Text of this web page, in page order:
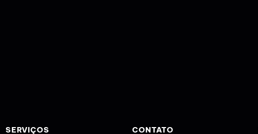
SERVIÇOS CONTATO